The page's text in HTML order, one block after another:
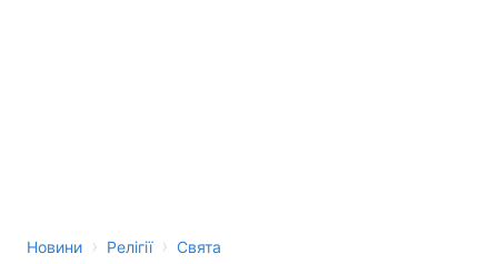
Новини › Релігії › Свята